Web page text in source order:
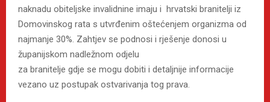
naknadu obiteljske invalidnine imaju i hrvatski branitelji iz
Domovinskog rata s utvrđenim oštećenjem organizma od
najmanje 30%. Zahtjev se podnosi i rješenje donosi u
županijskom nadležnom odjelu
za branitelje gdje se mogu dobiti i detaljnije informacije
vezano uz postupak ostvarivanja tog prava.